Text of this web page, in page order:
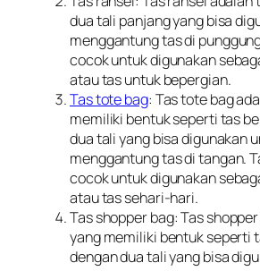
dua tali panjang yang bisa
menggantung tas di
cocok untuk digunakan
atau tas untuk bepergian.
Tas tote bag: Tas tote bag
memiliki bentuk seperti tas
dua tali yang bisa digunakan
menggantung tas di tangan.
cocok untuk digunakan
atau tas sehari-hari.
Tas shopper bag: Tas
yang memiliki bentuk seperti
dengan dua tali yang bisa